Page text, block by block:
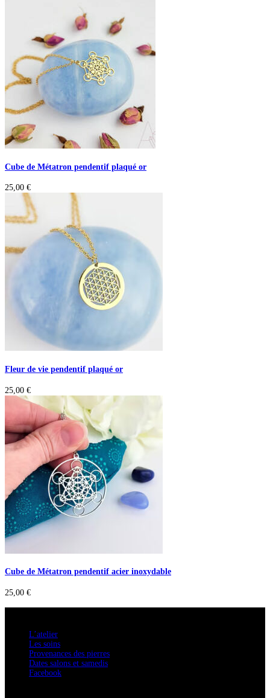
Cube de Métatron pendentif plaqué or
25,00 €
Fleur de vie pendentif plaqué or
25,00 €
Cube de Métatron pendentif acier inoxydable
25,00 €
L’atelier
Les soins
Provenances des pierres
Dates salons et samedis
Facebook